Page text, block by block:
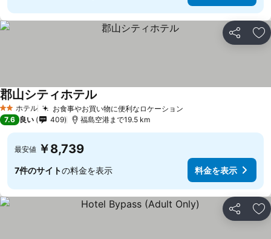
シェア お
2 ホテルのランク
ホテル お食事やお買い物に便利なロケーション
郡山シティホテル
7.6 良い 409 福島空港まで19.5 km
最安値 ￥8,739
7件のサイトの料金を表示 料金を表示
シェア お